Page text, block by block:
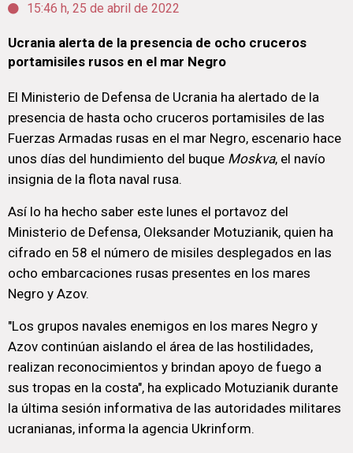
15:46 h, 25 de abril de 2022
Ucrania alerta de la presencia de ocho cruceros
portamisiles rusos en el mar Negro
El Ministerio de Defensa de Ucrania ha alertado de la
presencia de hasta ocho cruceros portamisiles de las
Fuerzas Armadas rusas en el mar Negro, escenario hace
unos días del hundimiento del buque Moskva, el navío
insignia de la flota naval rusa.
Así lo ha hecho saber este lunes el portavoz del
Ministerio de Defensa, Oleksander Motuzianik, quien ha
cifrado en 58 el número de misiles desplegados en las
ocho embarcaciones rusas presentes en los mares
Negro y Azov.
"Los grupos navales enemigos en los mares Negro y
Azov continúan aislando el área de las hostilidades,
realizan reconocimientos y brindan apoyo de fuego a
sus tropas en la costa", ha explicado Motuzianik durante
la última sesión informativa de las autoridades militares
ucranianas, informa la agencia Ukrinform.